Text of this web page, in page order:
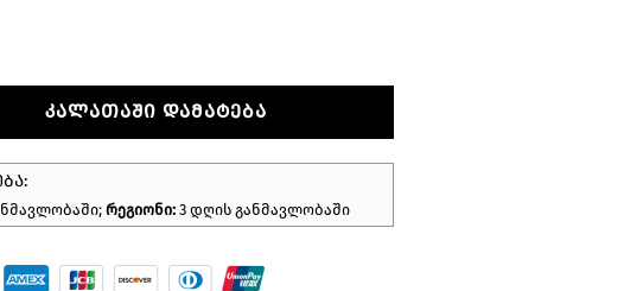
ᲙᲐᲚᲐᲗᲐᲨᲘ ᲓᲐᲛᲐᲢᲔᲑᲐ
რეგიონი: 3 დღის განმავლობაში